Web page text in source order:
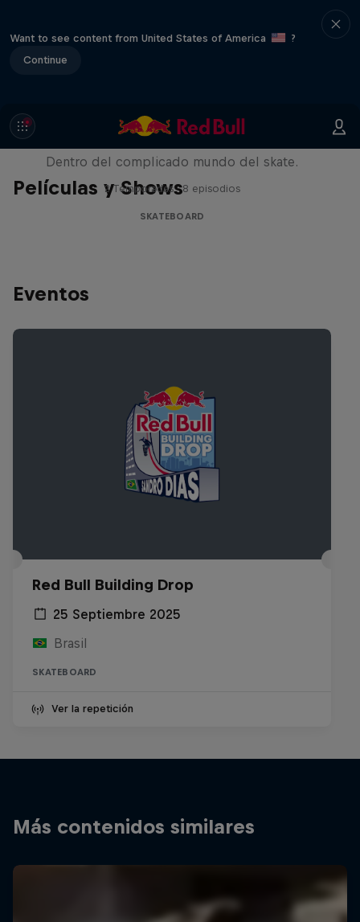
Want to see content from United States of America
?
Continue
Películas y Shows
Pushing Forward
Dentro del complicado mundo del skate.
2 Temporadas · 8 episodios
SKATEBOARD
Eventos
Red Bull Building Drop
25 Septiembre 2025
Brasil
SKATEBOARD
Ver la repetición
Más contenidos similares